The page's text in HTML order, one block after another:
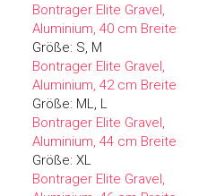
Bontrager Elite Gravel,
Aluminium, 40 cm Breite
Größe: S, M
Bontrager Elite Gravel,
Aluminium, 42 cm Breite
Größe: ML, L
Bontrager Elite Gravel,
Aluminium, 44 cm Breite
Größe: XL
Bontrager Elite Gravel,